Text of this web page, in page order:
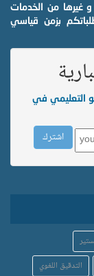
و غيرها من الخدمات
بزمن قياسي
التعليمي في
التدقيق اللغوي